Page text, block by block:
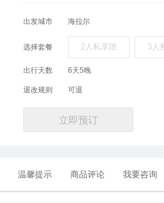
出发城市 海拉尔
选择套餐 2人私享团 3人
出行天数 6天5晚
退改规则 可退
立即预订
温馨提示 商品评论 我要咨询